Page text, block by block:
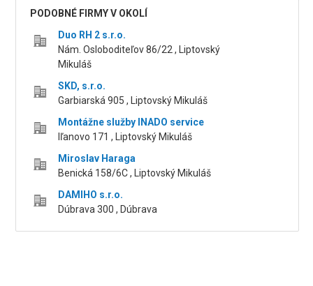
PODOBNÉ FIRMY V OKOLÍ
Duo RH 2 s.r.o.
Nám. Osloboditeľov 86/22 , Liptovský
Mikuláš
SKD, s.r.o.
Garbiarská 905 , Liptovský Mikuláš
Montážne služby INADO service
Iľanovo 171 , Liptovský Mikuláš
Miroslav Haraga
Benická 158/6C , Liptovský Mikuláš
DAMIHO s.r.o.
Dúbrava 300 , Dúbrava